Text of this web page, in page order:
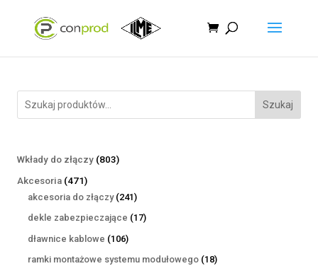
Szukaj
Wkłady do złączy 803803
Akcesoria 471471
produktów
akcesoria do złączy 241241
produktów
dekle zabezpieczające 1717
dławnice kablowe 106106
produktów
ramki montażowe systemu modułowego 1818